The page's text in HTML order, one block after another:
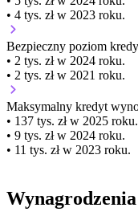
• 4 tys. zł w 2023 roku.
Bezpieczny poziom
• 2 tys. zł w 2024 roku.
• 2 tys. zł w 2021 roku.
Maksymalny kredyt
• 137 tys. zł w 2025 roku.
• 9 tys. zł w 2024 roku.
• 11 tys. zł w 2023 roku.
Wynagrodzenia